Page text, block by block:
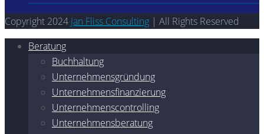
Copyright 2024 Jan Fliss Consulting | All Rights Reserved
Beratung
Buchhaltung
Unternehmensgründung
Unternehmensfinanzierung
Unternehmenscontrolling
Unternehmensberatung